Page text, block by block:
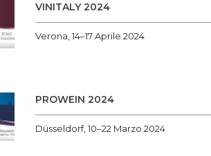
VINITALY 2024
Verona, 14–17 Aprile 2024
PROWEIN 2024
Düsseldorf, 10–22 Marzo 2024